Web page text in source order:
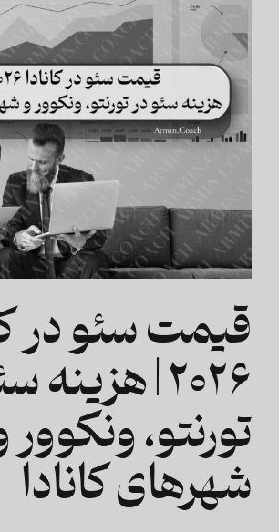
قیمت سئو در
۲۰۲۶ |
تورنتو، ونکوور
شهرهای کانادا